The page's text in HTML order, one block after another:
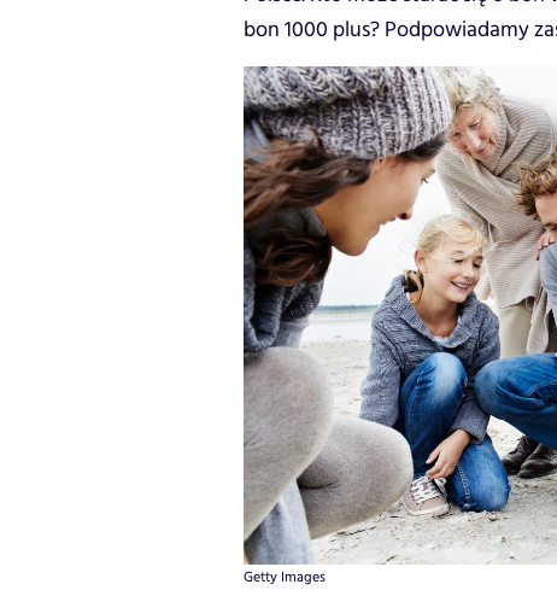
bon 1000 plus? Podpowiadamy
Getty Images